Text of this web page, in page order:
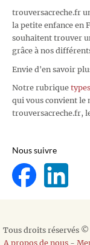
trouversacreche.fr
la petite enfance en
souhaitent trouver
grâce à nos
Envie d'en savoir
Notre rubrique
qui vous convient le
trouversacreche.fr,
Nous suivre
Tous droits réservés ©
A propos de nous-